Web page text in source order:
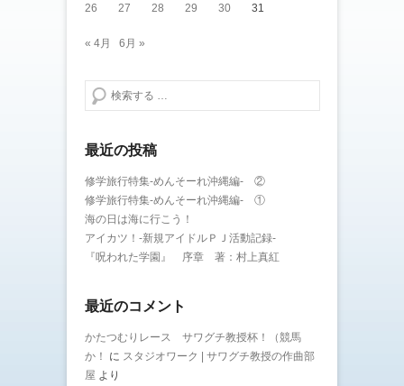
26
27 28 29 30 31
« 4月 6月 »
検索する
最近の投稿
修学旅行特集-めんそーれ沖縄編- ②
修学旅行特集-めんそーれ沖縄編- ①
海の日は海に行こう！
アイカツ！-新規アイドルＰＪ活動記録-
『呪われた学園』 序章 著：村上真紅
最近のコメント
かたつむりレース サワグチ教授杯！（競馬
か！
に スタジオワーク | サワグチ教授の作曲部
屋 より